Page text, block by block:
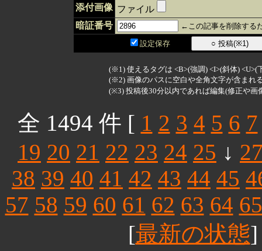
添付画像 ファイル
暗証番号
←この記事を削除する
設定保存
(※1) 使えるタグは <B>(強調) <I>(斜体) <U>(
(※2) 画像のパスに空白や全角文字が含まれ
(※3) 投稿後30分以内であれば編集(修正や画
全 1494 件 [ 1 2 3 4 5 6 7
19 20 21 22 23 24 25 ↓
38 39 40 41 42 43 44 45
57 58 59 60 61 62 63 64 65
[最新の状態